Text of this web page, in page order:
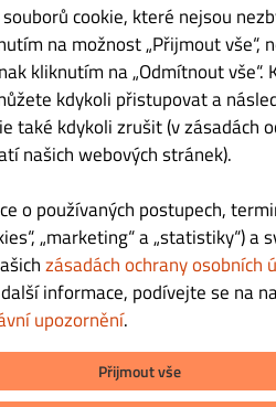
Kč
Kč
cookie, které nejsou
na možnost „Přijmout vše“,
kliknutím na „Odmítnout vše“.
kdykoli přistupovat a
také kdykoli zrušit (v zásadách
našich webových stránek).
o používaných postupech,
„marketing“ a „statistiky“) a
zásadách ochrany osobních
informace, podívejte se na
upozornění.
Přijmout vše